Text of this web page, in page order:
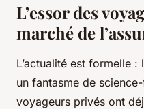
L’essor des
marché de
L’actualité est formelle :
un fantasme de
voyageurs privés ont